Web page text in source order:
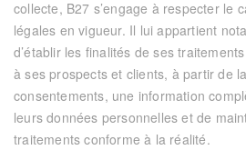
collecte, B27 s’engage à respecter le
légales en vigueur. Il lui appartient
d’établir les finalités de ses
à ses prospects et clients, à partir de
consentements, une information
leurs données personnelles et de
traitements conforme à la réalité.